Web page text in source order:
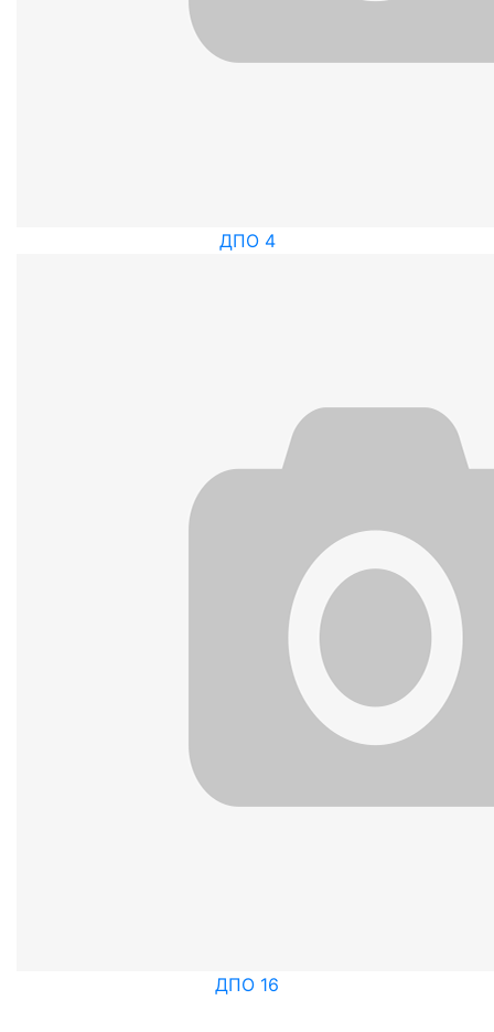
ДПО 4
ДПО 16